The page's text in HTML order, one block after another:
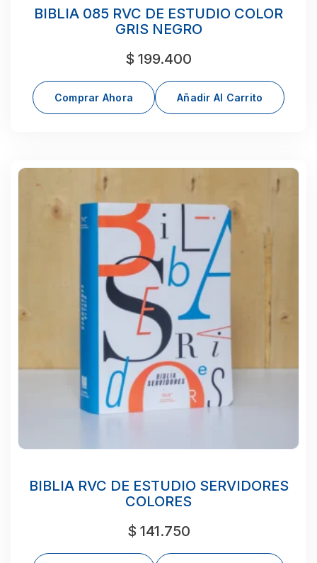
BIBLIA 085 RVC DE ESTUDIO COLOR
GRIS NEGRO
$ 199.400
Comprar Ahora Añadir Al Carrito
BIBLIA RVC DE ESTUDIO SERVIDORES
COLORES
$ 141.750